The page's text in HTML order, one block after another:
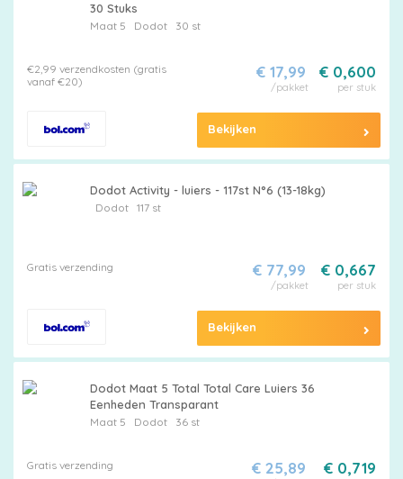
30 Stuks
Maat 5 Dodot30 st
€2,99 verzendkosten (gratis
vanaf €20)
€ 0,600
per stuk
€ 17,99
/pakket
Bekijken
Dodot Activity - luiers - 117st N°6 (13-18kg)
Dodot117 st
Gratis verzending € 0,667
per stuk
€ 77,99
/pakket
Bekijken
Dodot Maat 5 Total Total Care Luiers 36
Eenheden Transparant
Maat 5 Dodot36 st
Gratis verzending € 0,719
€ 25,89